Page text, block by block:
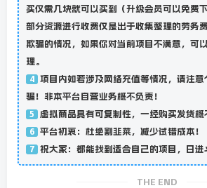
买仅需几块就可以买到（升级会员可以免费
部分资源进行收费仅是出于收集整理的劳务
欺骗的情况，如果你对当前项目不满意，可
理。
4 项目内如若涉及网络充值等情况，请注意
骗！非本平台自营业务概不负责！
5 虚拟商品具有可复制性，一经购买发货概
6 平台初衷：杜绝割韭菜，减少试错成本！
7 祝大家：都能找到适合自己的项目，日进
THE END